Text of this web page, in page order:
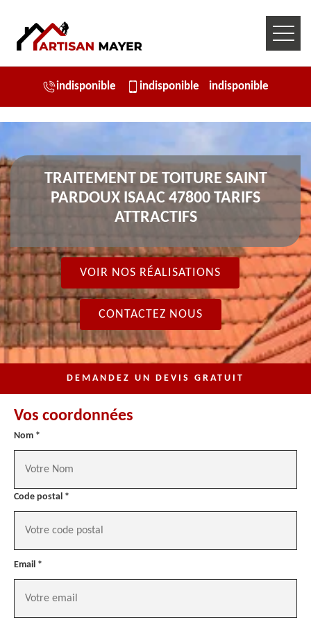
indisponible indisponible indisponible
TRAITEMENT DE TOITURE SAINT
PARDOUX ISAAC 47800 TARIFS
ATTRACTIFS
VOIR NOS RÉALISATIONS
CONTACTEZ NOUS
DEMANDEZ UN DEVIS GRATUIT
Vos coordonnées
Nom *
Code postal *
Email *